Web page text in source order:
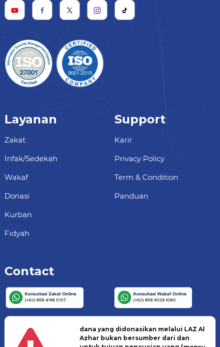
Layanan
Zakat
Infak/Sedekah
Wakaf
Donasi
Kurban
Fidyah
Support
Karir
Privacy Policy
Term & Condition
Panduan
Contact
dana yang didonasikan melalui LAZ Al
Azhar bukan bersumber dari dan